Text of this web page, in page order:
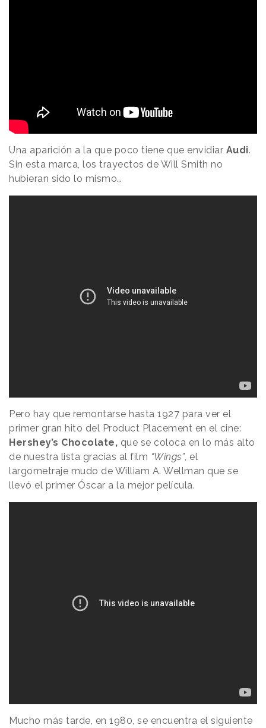
Una aparición a la que poco tiene que envidiar Audi.
Sin esta marca, los trayectos de Will Smith no
hubieran sido lo mismo…
Pero hay que remontarse hasta 1927 para ver el
primer gran hito del Product Placement en el cine:
Hershey’s Chocolate, que se coloca en lo más alto
de nuestra lista gracias al film “Wings”, el
largometraje mudo de William A. Wellman que se
llevó el primer Óscar a la mejor película.
Mucho más tarde, en 1980, se encuentra el siguiente